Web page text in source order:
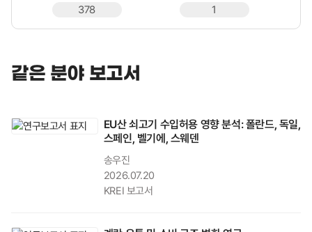
378 1
같은 분야 보고서
EU산 쇠고기 수입허용 영향 분석: 폴란드, 독일,
스페인, 벨기에, 스웨덴
송우진
2026.07.20
KREI 보고서